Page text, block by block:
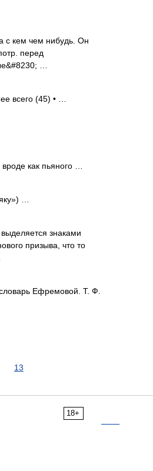
с кем чем нибудь. Он
перед
…
всего (45) • …
как пьяного …
…
знаками
призыва, что то
Ефремовой. Т. Ф.
13
18+